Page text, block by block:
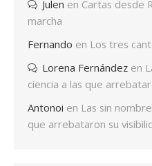
Julen en Cartas desde
marcha
Fernando en Los tres
Lorena Fernández en
ciencia a las que
Antonoi en Las sin
que arrebataron su